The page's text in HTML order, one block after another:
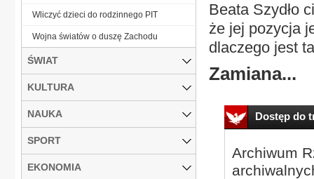
Beata Szydło
że jej pozycja
dlaczego jest
Zamiana...
Dostęp do
Archiwum
Wliczyć dzieci do rodzinnego PIT
Wojna światów o duszę Zachodu
ŚWIAT
KULTURA
NAUKA
SPORT
EKONOMIA